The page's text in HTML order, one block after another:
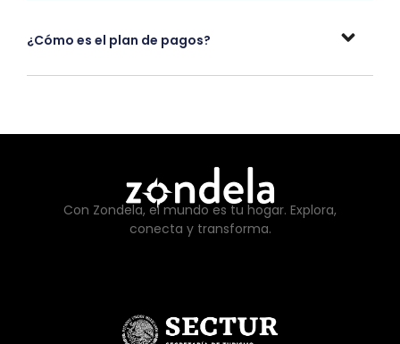
¿Cómo es el plan de pagos?
Con Zondela, el mundo es tu hogar. Explora,
conecta y transforma.